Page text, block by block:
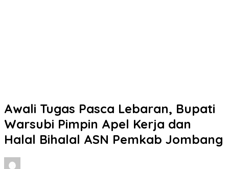
Awali Tugas Pasca Lebaran, Bupati
Warsubi Pimpin Apel Kerja dan
Halal Bihalal ASN Pemkab Jombang